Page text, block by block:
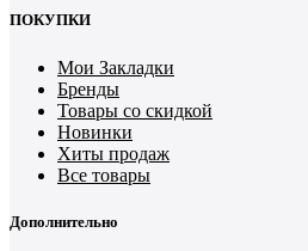
ПОКУПКИ
Мои Закладки
Бренды
Товары со скидкой
Новинки
Хиты продаж
Все товары
Дополнительно